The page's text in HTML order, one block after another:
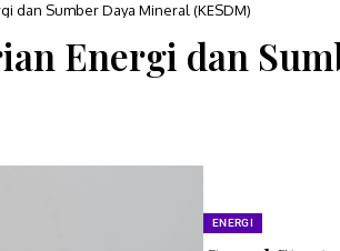
dan Sumber Daya Mineral (KESDM)
Energi dan
ENERGI